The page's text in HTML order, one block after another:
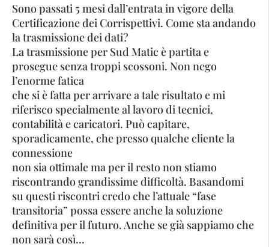
Sono passati 5 mesi dall’entrata in vigore della
Certificazione dei Corrispettivi. Come sta andando
la trasmissione dei dati?
La trasmissione per Sud Matic è partita e
prosegue senza troppi scossoni. Non nego
l’enorme fatica
che si è fatta per arrivare a tale risultato e mi
riferisco specialmente al lavoro di tecnici,
contabilità e caricatori. Può capitare,
sporadicamente, che presso qualche cliente la
connessione
non sia ottimale ma per il resto non stiamo
riscontrando grandissime difficoltà. Basandomi
su questi riscontri credo che l’attuale “fase
transitoria” possa essere anche la soluzione
definitiva per il futuro. Anche se già sappiamo che
non sarà così…